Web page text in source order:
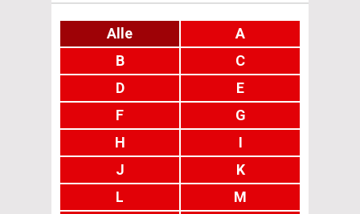
Alle
A
B
C
D
E
F
G
H
I
J
K
L
M